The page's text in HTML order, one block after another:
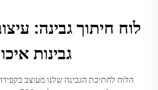
לוח חיתוך גבינה:
גבינות
הלוח לחתיכת הגבינה שלנו מעוצב